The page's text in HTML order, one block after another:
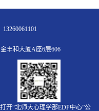
13260061101
丰和大厦A座6层606
开“北师大心理学部EDP中心”公